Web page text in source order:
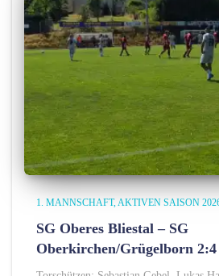
1. MANNSCHAFT AKTIVEN SAISON
SG Oberes Bliestal – SG
Oberkirchen/Grügelborn